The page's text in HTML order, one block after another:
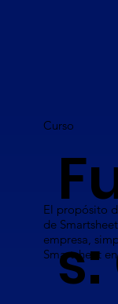
Curso
El propósito
de
empresa,
Smartsheet